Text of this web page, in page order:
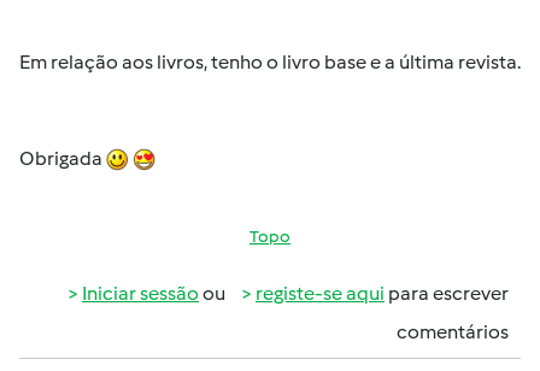
Em relação aos livros, tenho o livro base e a última revista.
Obrigada
Topo
Iniciar sessão ou registe-se aqui para escrever
comentários